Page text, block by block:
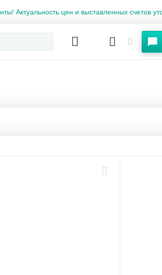
Актуальность цен и выставленных счетов